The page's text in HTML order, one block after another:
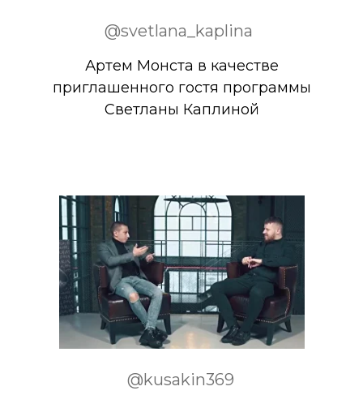
Артем Монста в качестве
приглашенного гостя программы
Светланы Каплиной
@svetlana_kaplina
@kusakin369